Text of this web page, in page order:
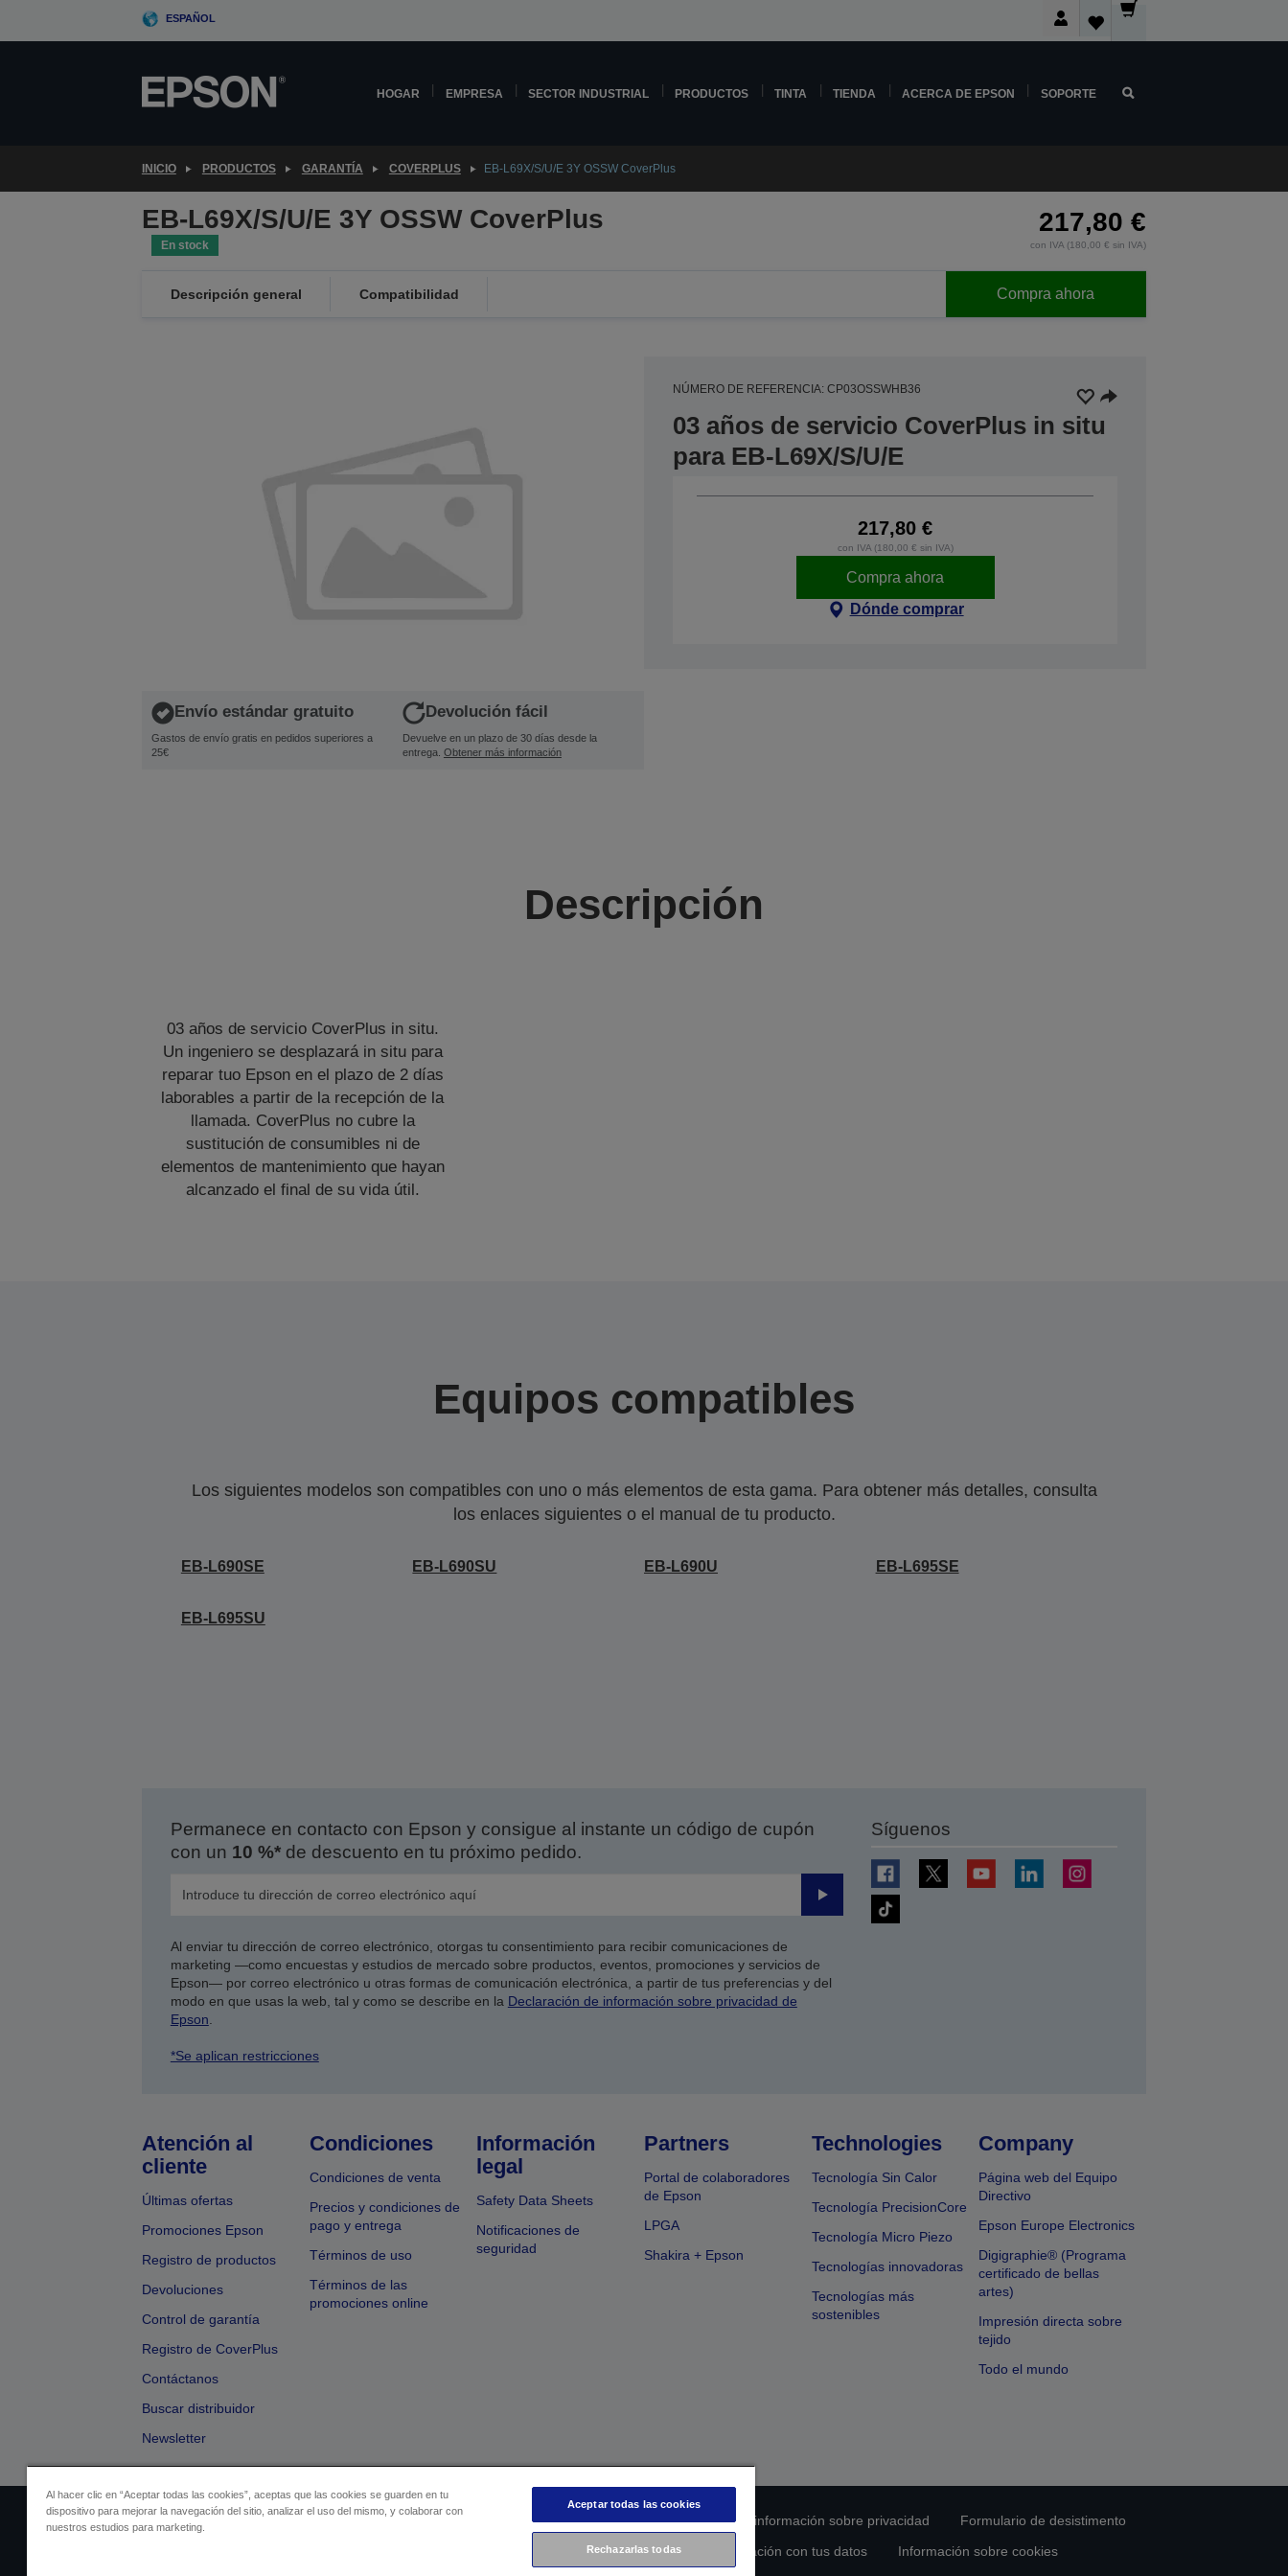
ESPAÑOL
HOGAR EMPRESA SECTOR INDUSTRIAL PRODUCTOS TINTA TIENDA ACERCA DE EPSON SOPORTE
INICIO PRODUCTOS GARANTÍA COVERPLUS EB-L69X/S/U/E 3Y OSSW CoverPlus
EB-L69X/S/U/E 3Y OSSW CoverPlus
En stock
217,80 €
con IVA (180,00 € sin IVA)
Descripción general Compatibilidad Compra ahora
Envío estándar gratuito
Gastos de envío gratis en pedidos superiores a
25€
Devolución fácil
Devuelve en un plazo de 30 días desde la
entrega. Obtener más información
NÚMERO DE REFERENCIA: CP03OSSWHB36
03 años de servicio CoverPlus in situ
para EB-L69X/S/U/E
217,80 €
con IVA (180,00 € sin IVA)
Compra ahora
Dónde comprar
Descripción
03 años de servicio CoverPlus in situ.
Un ingeniero se desplazará in situ para
reparar tuo Epson en el plazo de 2 días
laborables a partir de la recepción de la
llamada. CoverPlus no cubre la
sustitución de consumibles ni de
elementos de mantenimiento que hayan
alcanzado el final de su vida útil.
Equipos compatibles
Los siguientes modelos son compatibles con uno o más elementos de esta gama. Para obtener más detalles, consulta
los enlaces siguientes o el manual de tu producto.
EB-L690SE EB-L690SU EB-L690U EB-L695SE
EB-L695SU
Permanece en contacto con Epson y consigue al instante un código de cupón
con un 10 %*de descuento en tu próximo pedido.
Enviar
Al enviar tu dirección de correo electrónico, otorgas tu consentimiento para recibir comunicaciones de
marketing —como encuestas y estudios de mercado sobre productos, eventos, promociones y servicios de
Epson— por correo electrónico u otras formas de comunicación electrónica, a partir de tus preferencias y del
modo en que usas la web, tal y como se describe en la Declaración de información sobre privacidad de
Epson
*Se aplican restricciones
Síguenos
Atención al
cliente
Últimas ofertas
Promociones Epson
Registro de productos
Devoluciones
Control de garantía
Registro de CoverPlus
Contáctanos
Buscar distribuidor
Newsletter
Condiciones
Condiciones de venta
Precios y condiciones de
pago y entrega
Términos de uso
Términos de las
promociones online
Información
legal
Safety Data Sheets
Notificaciones de
seguridad
Partners
Portal de colaboradores
de Epson
LPGA
Shakira + Epson
Technologies
Tecnología Sin Calor
Tecnología PrecisionCore
Tecnología Micro Piezo
Tecnologías innovadoras
Tecnologías más
sostenibles
Company
Página web del Equipo
Directivo
Epson Europe Electronics
Digigraphie® (Programa
certificado de bellas
artes)
Impresión directa sobre
tejido
Todo el mundo
Identificación del vendedor Identificación de cumplimiento de los productos Declaración de información sobre privacidad
Formulario de desistimento
Ponte en contacto con nosotros en relación con tus datos
Información sobre cookies
Al hacer clic en “Aceptar todas las cookies”, aceptas que las cookies se guarden en tu
dispositivo para mejorar la navegación del sitio, analizar el uso del mismo, y colaborar con
nuestros estudios para marketing.
Aceptar todas las cookies
Rechazarlas todas